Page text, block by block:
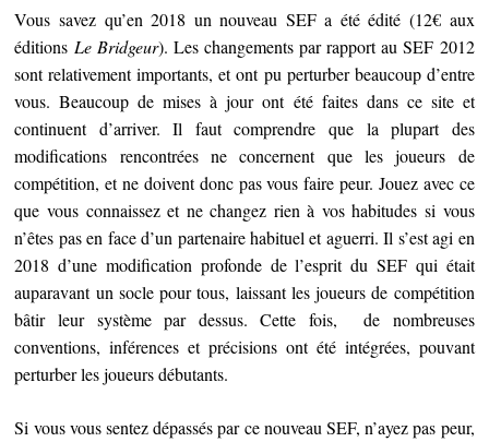
Vous savez qu’en 2018 un nouveau SEF a été édité (12€ aux
éditions Le Bridgeur). Les changements par rapport au SEF 2012
sont relativement importants, et ont pu perturber beaucoup d’entre
vous. Beaucoup de mises à jour ont été faites dans ce site et
continuent d’arriver. Il faut comprendre que la plupart des
modifications rencontrées ne concernent que les joueurs de
compétition, et ne doivent donc pas vous faire peur. Jouez avec ce
que vous connaissez et ne changez rien à vos habitudes si vous
n’êtes pas en face d’un partenaire habituel et aguerri. Il s’est agi en
2018 d’une modification profonde de l’esprit du SEF qui était
auparavant un socle pour tous, laissant les joueurs de compétition
bâtir leur système par dessus. Cette fois, de nombreuses
conventions, inférences et précisions ont été intégrées, pouvant
perturber les joueurs débutants.
Si vous vous sentez dépassés par ce nouveau SEF, n’ayez pas peur,